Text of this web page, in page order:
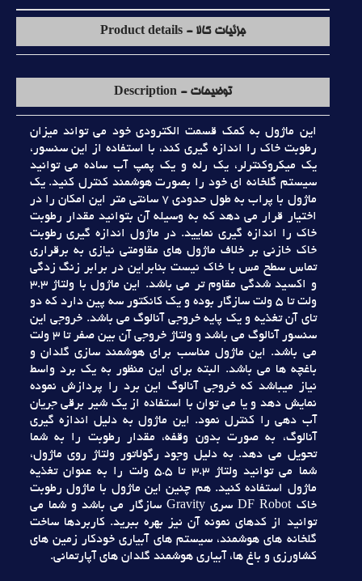
جزئیات کالا - Product details
توضیحات - Description
اين ماژول به کمک قسمت الکترودي خود مي تواند ميزان
رطوبت خاک را اندازه گيري کند، با استفاده از اين سنسور،
يک ميکروکنترلر، يک رله و يک پمپ آب ساده مي توانيد
سيستم گلخانه اي خود را بصورت هوشمند کنترل کنيد. يک
ماژول با پراب به طول حدودي 7 سانتي متر اين امکان را در
اختيار قرار مي دهد که به وسيله آن بتوانيد مقدار رطوبت
خاک را اندازه گيري نماييد. در ماژول اندازه گيري رطوبت
خاک خازني بر خلاف ماژول هاي مقاومتي نيازي به برقراري
تماس سطح مس با خاک نيست بنابراين در برابر زنگ زدگي
و اکسيد شدگي مقاوم تر مي باشد. اين ماژول با ولتاژ 3.3
ولت تا 5 ولت سازگار بوده و يک کانکتور سه پين دارد که دو
تاي آن تغذيه و يک پايه خروجي آنالوگ مي باشد. خروجي اين
سنسور آنالوگ مي باشد و ولتاژ خروجي آن بين صفر تا 3 ولت
مي باشد. اين ماژول مناسب براي هوشمند سازي گلدان و
باغچه ها مي باشد. البته براي اين منظور به يک برد واسط
نياز ميباشد که خروجي آنالوگ اين برد را پردازش نموده
نمايش دهد و يا مي توان با استفاده از يک شير برقي جريان
آب دهي را کنترل نمود. اين ماژول به دليل اندازه گيري
آنالوگ، به صورت بدون وقفه، مقدار رطوبت را به شما
تحويل مي دهد. به دليل وجود رگولاتور ولتاژ روي ماژول،
شما مي توانيد ولتاژ 3.3 تا 5.5 ولت را به عنوان تغذيه
ماژول استفاده کنيد. هم چنين اين ماژول با ماژول رطوبت
خاک DF Robot سري Gravity سازگار مي باشد و شما مي
توانيد از کدهاي نمونه آن نيز بهره ببريد. کاربردها ساخت
گلخانه هاي هوشمند، سيستم هاي آبياري خودکار زمين هاي
کشاورزي و باغ ها، آبياري هوشمند گلدان هاي آپارتماني.